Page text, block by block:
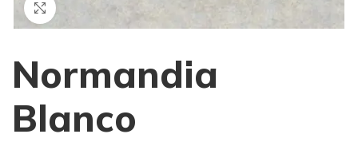
Haga Click para agrandar
Normandia
Blanco